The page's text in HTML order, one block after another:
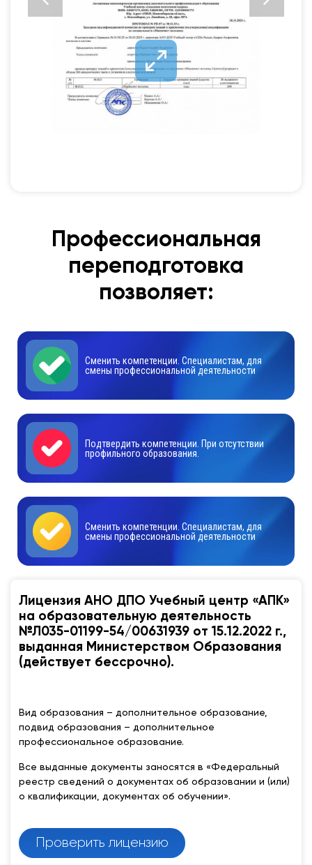
Профессиональная
переподготовка
позволяет:
Сменить компетенции. Специалистам, для
смены профессиональной деятельности
Подтвердить компетенции. При отсутствии
профильного образования.
Сменить компетенции. Специалистам, для
смены профессиональной деятельности
Лицензия АНО ДПО Учебный центр «АПК»
на образовательную деятельность
№Л035-01199-54/00631939 от 15.12.2022 г.,
выданная Министерством Образования
(действует бессрочно).
Вид образования – дополнительное образование,
подвид образования – дополнительное
профессиональное образование.
Все выданные документы заносятся в «Федеральный
реестр сведений о документах об образовании и (или)
о квалификации, документах об обучении».
Проверить лицензию